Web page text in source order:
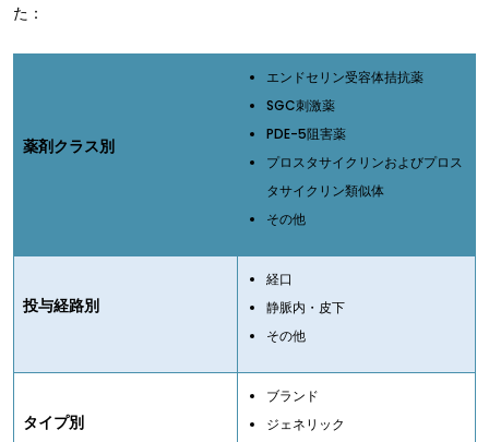
た：
薬剤クラス別
エンドセリン受容体拮抗薬
SGC刺激薬
PDE-5阻害薬
プロスタサイクリンおよびプロス
タサイクリン類似体
その他
投与経路別
経口
静脈内・皮下
その他
タイプ別
ブランド
ジェネリック